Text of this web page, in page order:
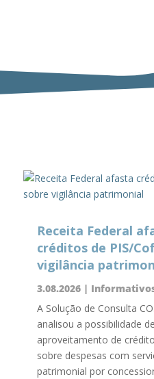
Receita Federal
créditos de PIS/
vigilância
3.08.2026|
A Solução de Consulta
analisou a possibilidade de
aproveitamento de
sobre despesas com
patrimonial por